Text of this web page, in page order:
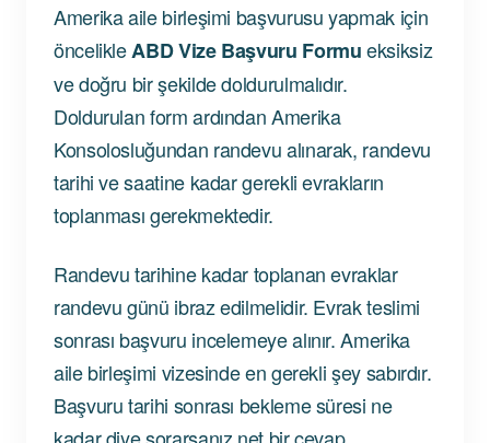
Amerika aile birleşimi başvurusu yapmak için
öncelikleABD Vize Başvuru Formueksiksiz
ve doğru bir şekilde doldurulmalıdır.
Doldurulan form ardından Amerika
Konsolosluğundan randevu alınarak, randevu
tarihi ve saatine kadar gerekli evrakların
toplanması gerekmektedir.
Randevu tarihine kadar toplanan evraklar
randevu günü ibraz edilmelidir. Evrak teslimi
sonrası başvuru incelemeye alınır. Amerika
aile birleşimi vizesinde en gerekli şey sabırdır.
Başvuru tarihi sonrası bekleme süresi ne
kadar diye sorarsanız net bir cevap